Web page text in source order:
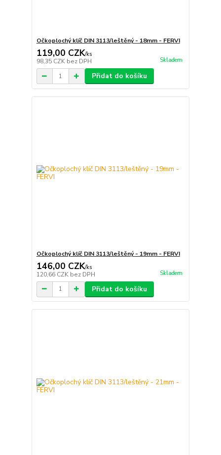
Očkoplochý klíč DIN 3113/leštěný - 18mm - FERVI
119,00 CZK/ks
98,35 CZK bez DPH Skladem
Přidat do košíku
Očkoplochý klíč DIN 3113/leštěný - 19mm - FERVI
146,00 CZK/ks
120,66 CZK bez DPH Skladem
Přidat do košíku